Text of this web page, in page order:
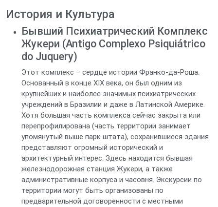
История и Культура
Бывший Психиатрический Комплекс
Жукери (Antigo Complexo Psiquiátrico
do Juquery)
Этот комплекс – сердце истории Франко-да-Роша.
Основанный в конце XIX века, он был одним из
крупнейших и наиболее значимых психиатрических
учреждений в Бразилии и даже в Латинской Америке.
Хотя большая часть комплекса сейчас закрыта или
перепрофилирована (часть территории занимает
упомянутый выше парк штата), сохранившиеся здания
представляют огромный исторический и
архитектурный интерес. Здесь находится бывшая
железнодорожная станция Жукери, а также
административные корпуса и часовня. Экскурсии по
территории могут быть организованы по
предварительной договоренности с местными